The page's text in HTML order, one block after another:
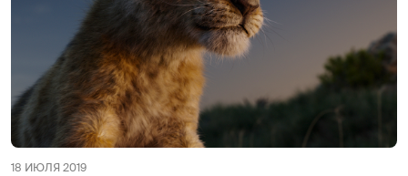
18 ИЮЛЯ 2019